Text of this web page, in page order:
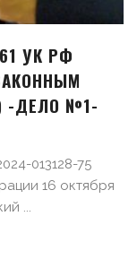
УК РФ
-ДЕЛО №1-
013128-75
16 октября
...